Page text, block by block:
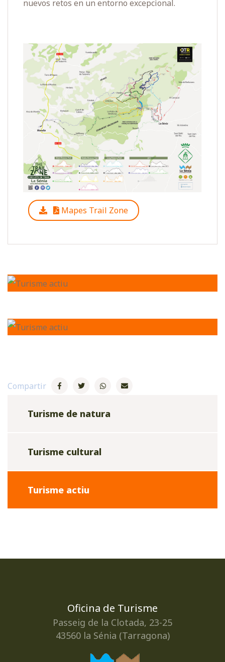
nuevos retos en un entorno excepcional.
Mapes Trail Zone
Compartir
Turisme de natura
Turisme cultural
Turisme actiu
Oficina de Turisme
Passeig de la Clotada, 23-25
43560 la Sénia (Tarragona)